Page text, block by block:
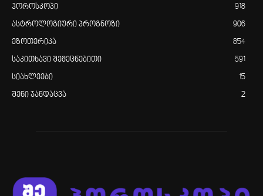
ჰოროსკოპი 918
ასტროლოგიური პროგნოზი 906
ეზოთერიკა 854
საკითხავი შემეცნებითი 591
სიახლეები 15
შენი ჯანდაცვა 2